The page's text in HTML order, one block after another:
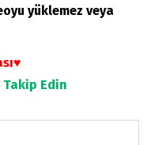
yüklemez veya
Takip Edin